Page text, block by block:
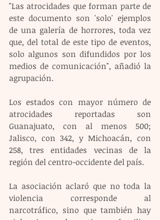
"Las atrocidades que forman parte de
este documento son 'solo' ejemplos
de una galería de horrores, toda vez
que, del total de este tipo de eventos,
solo algunos son difundidos por los
medios de comunicación", añadió la
agrupación.
Los estados con mayor número de
atrocidades reportadas son
Guanajuato, con al menos 500;
Jalisco, con 342, y Michoacán, con
258, tres entidades vecinas de la
región del centro-occidente del país.
La asociación aclaró que no toda la
violencia corresponde al
narcotráfico, sino que también hay